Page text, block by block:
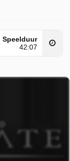
Speelduur
42:07